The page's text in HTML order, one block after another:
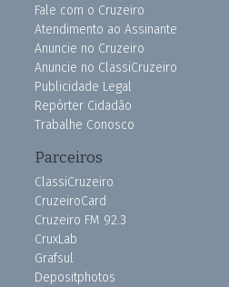
Fale com o Cruzeiro
Atendimento ao Assinante
Anuncie no Cruzeiro
Anuncie no ClassiCruzeiro
Publicidade Legal
Repórter Cidadão
Trabalhe Conosco
Parceiros
ClassiCruzeiro
CruzeiroCard
Cruzeiro FM 92.3
CruxLab
Grafsul
Depositphotos